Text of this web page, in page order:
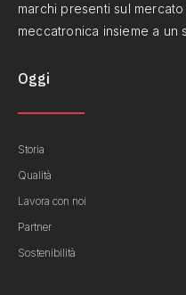
marchi presenti sul
meccatronica insieme a un
Oggi
Storia
Qualità
Lavora con noi
Partner
Sostenibilità